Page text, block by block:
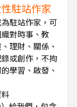
駐站作家
駐站作家，可
對時事、教
理財、關係、
或創作，不拘
學習、啟發、